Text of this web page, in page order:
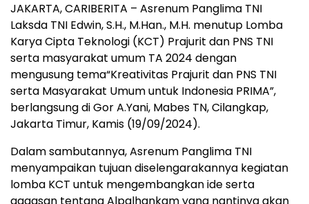
JAKARTA, CARIBERITA – Asrenum Panglima TNI
Laksda TNI Edwin, S.H., M.Han., M.H. menutup Lomba
Karya Cipta Teknologi (KCT) Prajurit dan PNS TNI
serta masyarakat umum TA 2024 dengan
mengusung tema“Kreativitas Prajurit dan PNS TNI
serta Masyarakat Umum untuk Indonesia PRIMA”,
berlangsung di Gor A.Yani, Mabes TN, Cilangkap,
Jakarta Timur, Kamis (19/09/2024).
Dalam sambutannya, Asrenum Panglima TNI
menyampaikan tujuan diselengarakannya kegiatan
lomba KCT untuk mengembangkan ide serta